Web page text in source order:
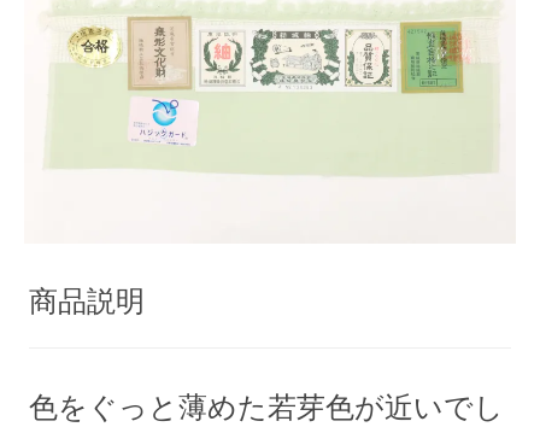
商品説明
色をぐっと薄めた若芽色が近いでし